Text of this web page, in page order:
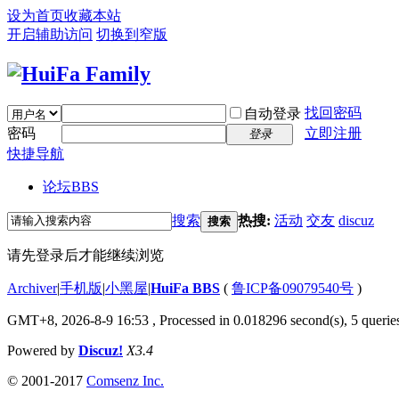
设为首页收藏本站
开启辅助访问 切换到窄版
自动登录 找回密码
密码
登录
立即注册
快捷导航
论坛BBS
搜索 搜索 热搜: 活动 交友 discuz
请先登录后才能继续浏览
Archiver|手机版|小黑屋|HuiFa BBS ( 鲁ICP备09079540号 )
GMT+8, 2026-8-9 16:53 , Processed in 0.018296 second(s), 5
Powered by Discuz! X3.4
© 2001-2017 Comsenz Inc.